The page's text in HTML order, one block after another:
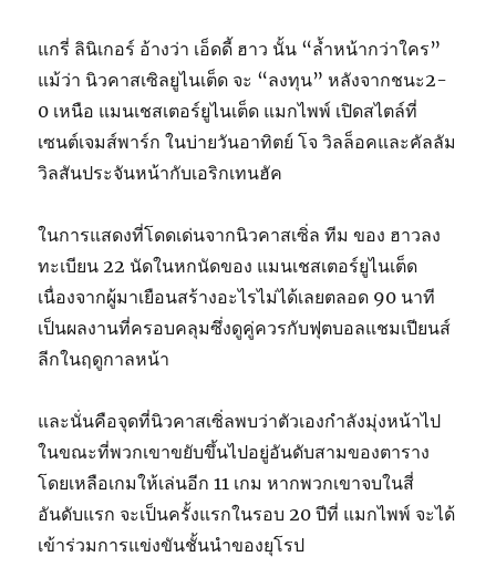
แกรี่ ลินิเกอร์ อ้างว่า เอ็ดดี้ ฮาว นั้น “ล้ำหน้ากว่าใคร”
แม้ว่า นิวคาสเซิลยูไนเต็ด จะ “ลงทุน” หลังจากชนะ2-
0 เหนือ แมนเชสเตอร์ยูไนเต็ด แมกไพพ์ เปิดสไตล์ที่
เซนต์เจมส์พาร์ก ในบ่ายวันอาทิตย์ โจ วิลล็อคและคัลลัม
วิลสันประจันหน้ากับเอริกเทนฮัค
ในการแสดงที่โดดเด่นจากนิวคาสเซิ่ล ทีม ของ ฮาวลง
ทะเบียน 22 นัดในหกนัดของ แมนเชสเตอร์ยูไนเต็ด
เนื่องจากผู้มาเยือนสร้างอะไรไม่ได้เลยตลอด 90 นาที
เป็นผลงานที่ครอบคลุมซึ่งดูคู่ควรกับฟุตบอลแชมเปียนส์
ลีกในฤดูกาลหน้า
และนั่นคือจุดที่นิวคาสเซิ่ลพบว่าตัวเองกำลังมุ่งหน้าไป
ในขณะที่พวกเขาขยับขึ้นไปอยู่อันดับสามของตาราง
โดยเหลือเกมให้เล่นอีก 11 เกม หากพวกเขาจบในสี่
อันดับแรก จะเป็นครั้งแรกในรอบ 20 ปีที่ แมกไพพ์ จะได้
เข้าร่วมการแข่งขันชั้นนำของยุโรป